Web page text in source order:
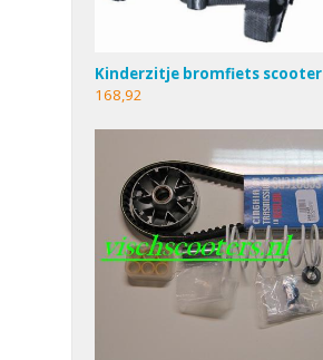
Kinderzitje bromfiets scooter
168,92